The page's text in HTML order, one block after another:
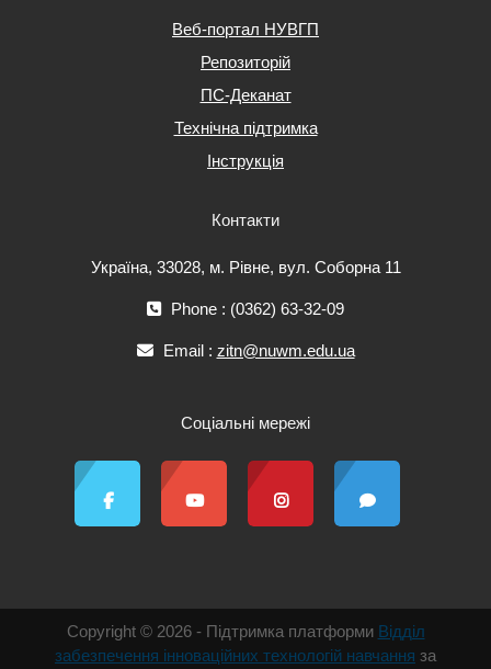
Веб-портал НУВГП
Репозиторій
ПС-Деканат
Технічна підтримка
Інструкція
Контакти
Україна, 33028, м. Рівне, вул. Соборна 11
Phone : (0362) 63-32-09
Email : zitn@nuwm.edu.ua
Соціальні мережі
Copyright © 2026 - Підтримка платформи Відділ
забезпечення інноваційних технологій навчання за